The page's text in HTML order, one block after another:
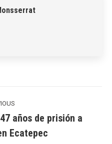
años de prisión a
Ecatepec